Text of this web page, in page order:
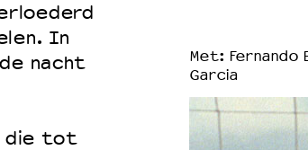
In
nacht
die tot
Met: Fernando
Garcia